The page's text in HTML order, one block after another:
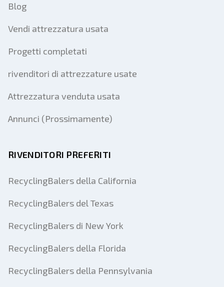
Blog
Vendi attrezzatura usata
Progetti completati
rivenditori di attrezzature usate
Attrezzatura venduta usata
Annunci (Prossimamente)
RIVENDITORI PREFERITI
RecyclingBalers della California
RecyclingBalers del Texas
RecyclingBalers di New York
RecyclingBalers della Florida
RecyclingBalers della Pennsylvania